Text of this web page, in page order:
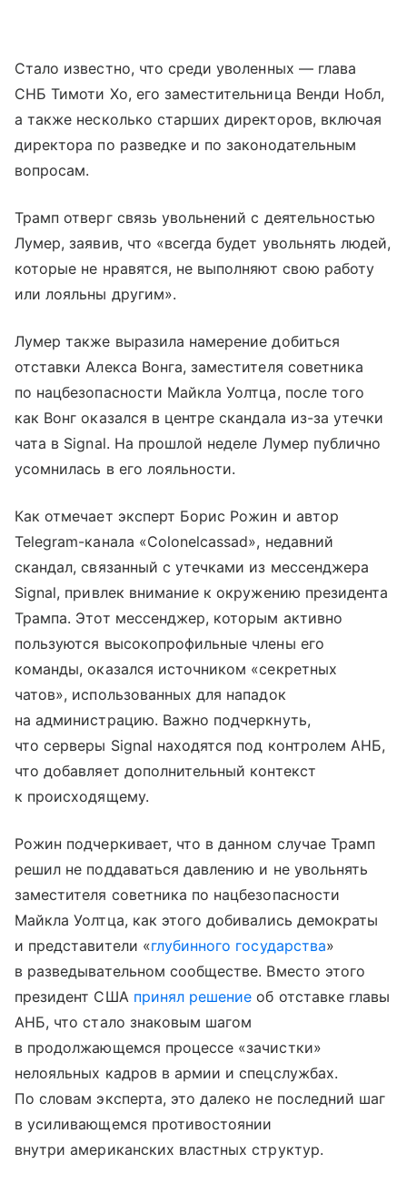
Стало известно, что среди уволенных — глава
СНБ Тимоти Хо, его заместительница Венди Нобл,
а также несколько старших директоров, включая
директора по разведке и по законодательным
вопросам.
Трамп отверг связь увольнений с деятельностью
Лумер, заявив, что «всегда будет увольнять людей,
которые не нравятся, не выполняют свою работу
или лояльны другим».
Лумер также выразила намерение добиться
отставки Алекса Вонга, заместителя советника
по нацбезопасности Майкла Уолтца, после того
как Вонг оказался в центре скандала из-за утечки
чата в Signal. На прошлой неделе Лумер публично
усомнилась в его лояльности.
Как отмечает эксперт Борис Рожин и автор
Telegram-канала «Colonelcassad», недавний
скандал, связанный с утечками из мессенджера
Signal, привлек внимание к окружению президента
Трампа. Этот мессенджер, которым активно
пользуются высокопрофильные члены его
команды, оказался источником «секретных
чатов», использованных для нападок
на администрацию. Важно подчеркнуть,
что серверы Signal находятся под контролем АНБ,
что добавляет дополнительный контекст
к происходящему.
Рожин подчеркивает, что в данном случае Трамп
решил не поддаваться давлению и не увольнять
заместителя советника по нацбезопасности
Майкла Уолтца, как этого добивались демократы
и представители «глубинного государства»
в разведывательном сообществе. Вместо этого
президент США принял решение об отставке главы
АНБ, что стало знаковым шагом
в продолжающемся процессе «зачистки»
нелояльных кадров в армии и спецслужбах.
По словам эксперта, это далеко не последний шаг
в усиливающемся противостоянии
внутри американских властных структур.